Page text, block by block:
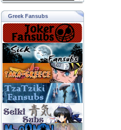
Greek Fansubs